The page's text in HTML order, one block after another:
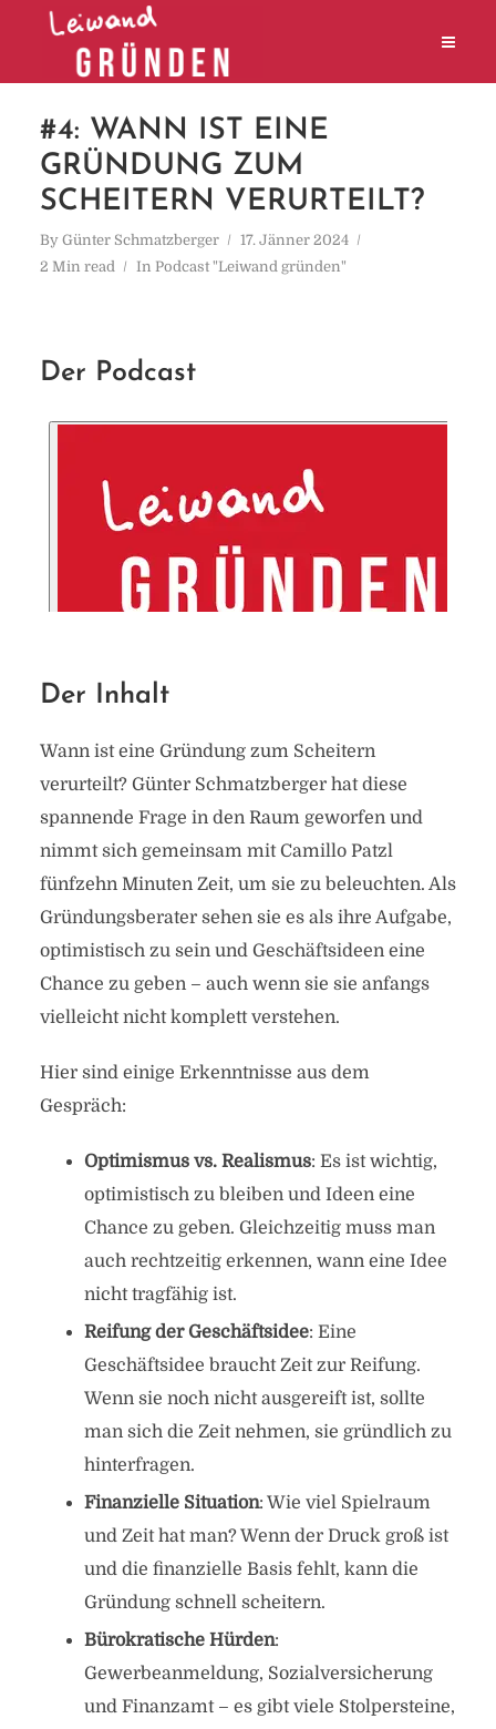
#4: WANN IST EINE
GRÜNDUNG ZUM
SCHEITERN VERURTEILT?
By Günter Schmatzberger
17. Jänner 2024
2 Min read
In Podcast "Leiwand gründen"
Der Podcast
Der Inhalt
Wann ist eine Gründung zum Scheitern
verurteilt? Günter Schmatzberger hat diese
spannende Frage in den Raum geworfen und
nimmt sich gemeinsam mit Camillo Patzl
fünfzehn Minuten Zeit, um sie zu beleuchten. Als
Gründungsberater sehen sie es als ihre Aufgabe,
optimistisch zu sein und Geschäftsideen eine
Chance zu geben – auch wenn sie sie anfangs
vielleicht nicht komplett verstehen.
Hier sind einige Erkenntnisse aus dem
Gespräch:
Optimismus vs. Realismus: Es ist wichtig,
optimistisch zu bleiben und Ideen eine
Chance zu geben. Gleichzeitig muss man
auch rechtzeitig erkennen, wann eine Idee
nicht tragfähig ist.
Reifung der Geschäftsidee: Eine
Geschäftsidee braucht Zeit zur Reifung.
Wenn sie noch nicht ausgereift ist, sollte
man sich die Zeit nehmen, sie gründlich zu
hinterfragen.
Finanzielle Situation: Wie viel Spielraum
und Zeit hat man? Wenn der Druck groß ist
und die finanzielle Basis fehlt, kann die
Gründung schnell scheitern.
Bürokratische Hürden:
Gewerbeanmeldung, Sozialversicherung
und Finanzamt – es gibt viele Stolpersteine,